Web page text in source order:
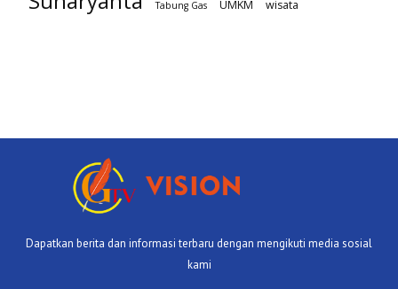
Tabung Gas UMKM wisata
Dapatkan berita dan informasi terbaru dengan mengikuti media sosial
kami